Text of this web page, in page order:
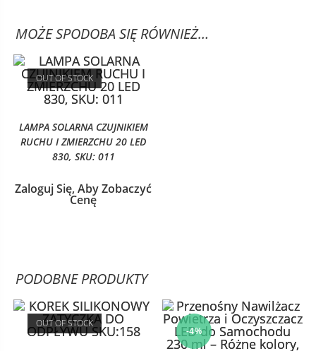
MOŻE SPODOBA SIĘ RÓWNIEŻ…
OUT OF STOCK
LAMPA SOLARNA CZUJNIKIEM
RUCHU I ZMIERZCHU 20 LED
830, SKU: 011
Zaloguj Się, Aby Zobaczyć
Cenę
PODOBNE PRODUKTY
OUT OF STOCK
-4%